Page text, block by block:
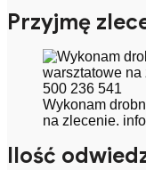
Przyjmę
Wykonam
na zlecenie.
Ilość